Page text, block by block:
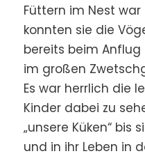
Füttern im Nest
konnten sie die
bereits beim
im großen
Es war herrlich die
Kinder dabei zu
„unsere Küken“ bis
und in ihr Leben in